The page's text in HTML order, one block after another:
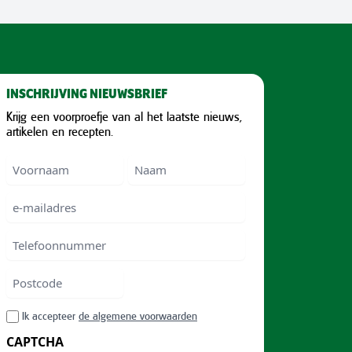
INSCHRIJVING NIEUWSBRIEF
Krijg een voorproefje van al het laatste nieuws,
artikelen en recepten.
Voornaam
Telefoonnummer
Postcode
ZIP
/
Postal
RGPDIk accepteer de algemene voorwaarden
CAPTCHA